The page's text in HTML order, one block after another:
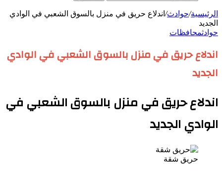
الرئيسية/حوادث/ اندلاع حريق في منزل بالسوق الشعبي في الوادي
الجديد
حوادثمحافظات
اندلاع حريق في منزل بالسوق الشعبي في الوادي
الجديد
اندلاع حريق في منزل بالسوق الشعبي في
الوادي الجديد
حريق شقة